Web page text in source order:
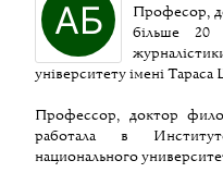
Професор,
більше 20
університету імені
Профессор, доктор
работала в
национального